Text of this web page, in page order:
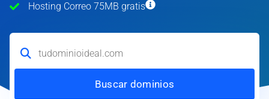
Hosting Correo 75MB gratis
Buscar dominios